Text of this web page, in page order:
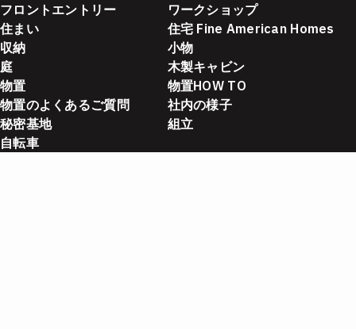
フロントエントリー
ワークショップ
住まい
住宅 Fine American Homes
収納
小物
庭
木製キャビン
物置
物置HOW TO
物置のよくあるご質問
社内の様子
秘密基地
組立
自転車